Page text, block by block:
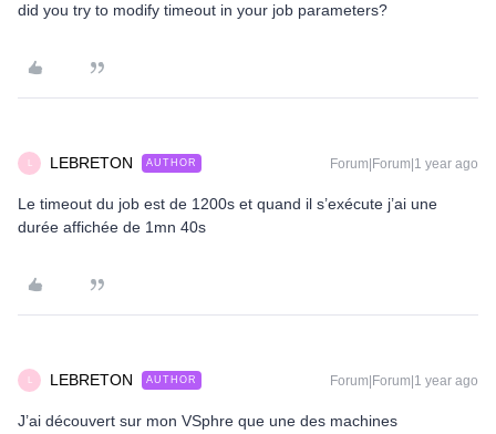
did you try to modify timeout in your job parameters?
LEBRETON AUTHOR Forum|Forum|1 year ago
Le timeout du job est de 1200s et quand il s’exécute j’ai une
durée affichée de 1mn 40s
LEBRETON AUTHOR Forum|Forum|1 year ago
J’ai découvert sur mon VSphre que une des machines